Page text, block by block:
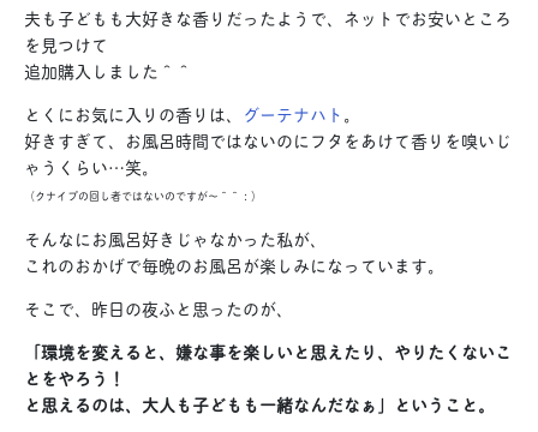
夫も子どもも大好きな香りだったようで、ネットでお安いところ
を見つけて
追加購入しました＾＾
とくにお気に入りの香りは、 グーテナハト。
好きすぎて、お風呂時間ではないのにフタをあけて香りを嗅いじ
ゃうくらい…笑。
（クナイプの回し者ではないのですが〜＾＾：）
そんなにお風呂好きじゃなかった私が、
これのおかげで毎晩のお風呂が楽しみになっています。
そこで、昨日の夜ふと思ったのが、
「環境を変えると、嫌な事を楽しいと思えたり、やりたくないこ
とをやろう！
と思えるのは、大人も子どもも一緒なんだなぁ」ということ。